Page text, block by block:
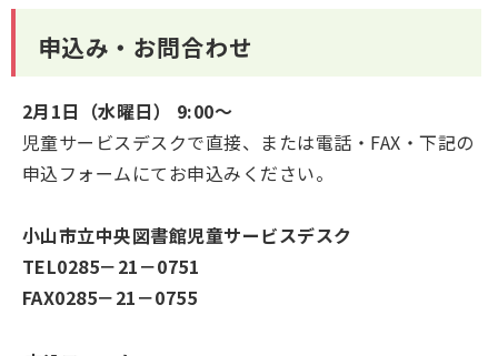
申込み・お問合わせ
2月1日（水曜日） 9:00～
児童サービスデスクで直接、または電話・FAX・下記の
申込フォームにてお申込みください。
小山市立中央図書館児童サービスデスク
TEL0285－21－0751
FAX0285－21－0755